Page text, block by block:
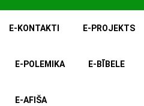
E-KONTAKTI E-PROJEKTS
E-POLEMIKA E-BĪBELE
E-AFIŠA